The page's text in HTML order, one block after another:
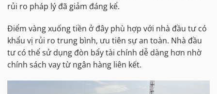
rủi ro pháp lý đã giảm đáng kể.
Điểm vàng xuống tiền ở đây phù hợp với nhà đầu tư có
khẩu vị rủi ro trung bình, ưu tiên sự an toàn. Nhà đầu
tư có thể sử dụng đòn bẩy tài chính dễ dàng hơn nhờ
chính sách vay từ ngân hàng liên kết.